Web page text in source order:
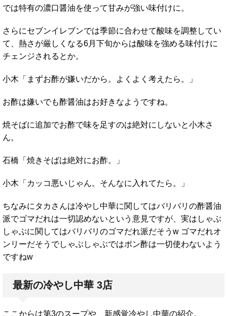
では特有の濃口醤油を使って甘みが強い味付けに。
さらにセブンイレブンでは季節に合わせて酸味を調整してい
て、熱さが厳しくなる6月下旬からは酸味を強める味付けに
チェンジされるとか。
小木「まずお酢が嫌いだから。よくよく考えたら。」
お酢は嫌いでも酢醤油はお好きなようですね。
焼そばに追加でお酢で味を足すのは絶対にしないと小木さ
ん。
石橋「焼きそばは絶対にお酢。」
小木「カッコ悪いじゃん。そんなに入れてたら。」
ちなみにタカさんは冷やし中華に関してはバリバリの酢醤油
派でゴマだれは一切認めないという意見ですが、実はしゃぶ
しゃぶに関してはバリバリのゴマだれ派だそうw ゴマだれオ
ンリーだそうでしゃぶしゃぶではポン酢は一切使わないよう
ですねw
最新の冷やし中華 3店
ここからは第3のスープや、新感覚冷やし中華の紹介。